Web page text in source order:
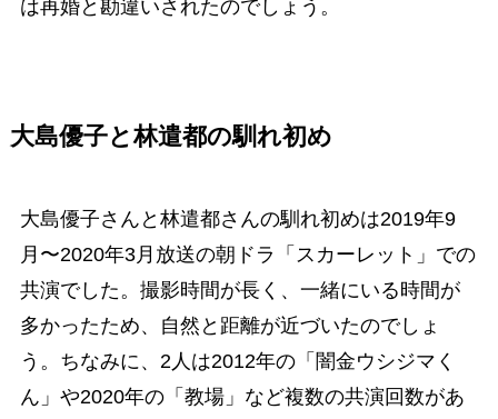
は再婚と勘違いされたのでしょう。
大島優子と林遣都の馴れ初め
大島優子さんと林遣都さんの馴れ初めは2019年9
月〜2020年3月放送の朝ドラ「スカーレット」での
共演でした。撮影時間が長く、一緒にいる時間が
多かったため、自然と距離が近づいたのでしょ
う。ちなみに、2人は2012年の「闇金ウシジマく
ん」や2020年の「教場」など複数の共演回数があ